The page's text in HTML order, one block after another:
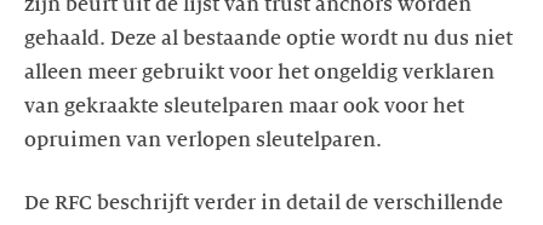
zijn beurt uit de lijst van trust anchors worden
gehaald. Deze al bestaande optie wordt nu dus niet
alleen meer gebruikt voor het ongeldig verklaren
van gekraakte sleutelparen maar ook voor het
opruimen van verlopen sleutelparen.
De RFC beschrijft verder in detail de verschillende